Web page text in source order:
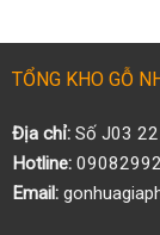
TỔNG KHO GỖ
Địa chỉ:Số J03 22
Hotline:
Email: